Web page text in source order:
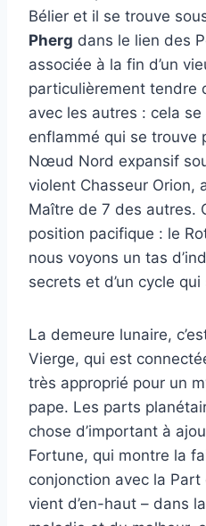
Bélier et il se trouve
Pherg dans le lien des
associée à la fin d’un
particulièrement tendre
avec les autres : cela
enflammé qui se trouve
Nœud Nord expansif
violent Chasseur Orion,
Maître de 7 des autres.
position pacifique : le
nous voyons un tas
secrets et d’un cycle
La demeure lunaire,
Vierge, qui est
très approprié pour un
pape. Les parts
chose d’important à
Fortune, qui montre la
conjonction avec la Part
vient d’en-haut – dans